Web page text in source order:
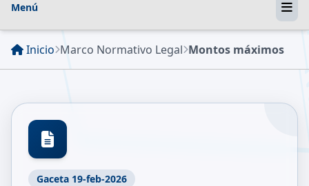
Menú
Inicio Marco Normativo Legal Montos máximos
Gaceta 19-feb-2026